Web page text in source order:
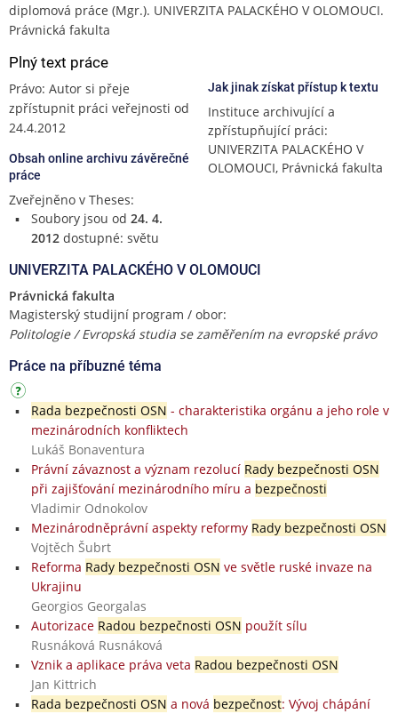
diplomová práce (Mgr.). UNIVERZITA PALACKÉHO V OLOMOUCI.
Právnická fakulta
Plný text práce
Právo: Autor si přeje
zpřístupnit práci veřejnosti od
24.4.2012
Obsah online archivu závěrečné
práce
Zveřejněno v Theses:
Soubory jsou od 24. 4.
2012dostupné: světu
Jak jinak získat přístup k textu
Instituce archivující a
zpřístupňující práci:
UNIVERZITA PALACKÉHO V
OLOMOUCI, Právnická fakulta
UNIVERZITA PALACKÉHO V OLOMOUCI
Právnická fakulta
Magisterský studijní program / obor:
Politologie / Evropská studia se zaměřením na evropské právo
Práce na příbuzné téma
Rada bezpečnosti OSN - charakteristika orgánu a jeho role v
mezinárodních konfliktech
Lukáš Bonaventura
Právní závaznost a význam rezolucí Rady bezpečnosti OSN
při zajišťování mezinárodního míru a bezpečnosti
Vladimir Odnokolov
Mezinárodněprávní aspekty reformy Rady bezpečnosti OSN
Vojtěch Šubrt
Reforma Rady bezpečnosti OSN ve světle ruské invaze na
Ukrajinu
Georgios Georgalas
Autorizace Radou bezpečnosti OSN použít sílu
Rusnáková Rusnáková
Vznik a aplikace práva veta Radou bezpečnosti OSN
Jan Kittrich
Rada bezpečnosti OSN a nová bezpečnost: Vývoj chápání